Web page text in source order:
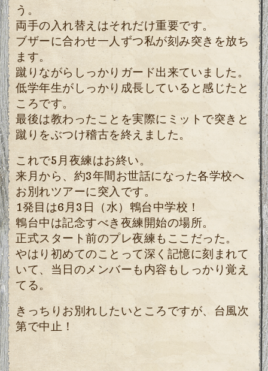
う。
両手の入れ替えはそれだけ重要です。
ブザーに合わせ一人ずつ私が刻み突きを放ち
ます。
蹴りながらしっかりガード出来ていました。
低学年生がしっかり成長していると感じたと
ころです。
最後は教わったことを実際にミットで突きと
蹴りをぶつけ稽古を終えました。
これで5月夜練はお終い。
来月から、約3年間お世話になった各学校へ
お別れツアーに突入です。
1発目は6月3日（水）鵯台中学校！
鵯台中は記念すべき夜練開始の場所。
正式スタート前のプレ夜練もここだった。
やはり初めてのことって深く記憶に刻まれて
いて、 当日のメンバーも内容もしっかり覚え
てる。
きっちりお別れしたいところですが、台風次
第で中止！